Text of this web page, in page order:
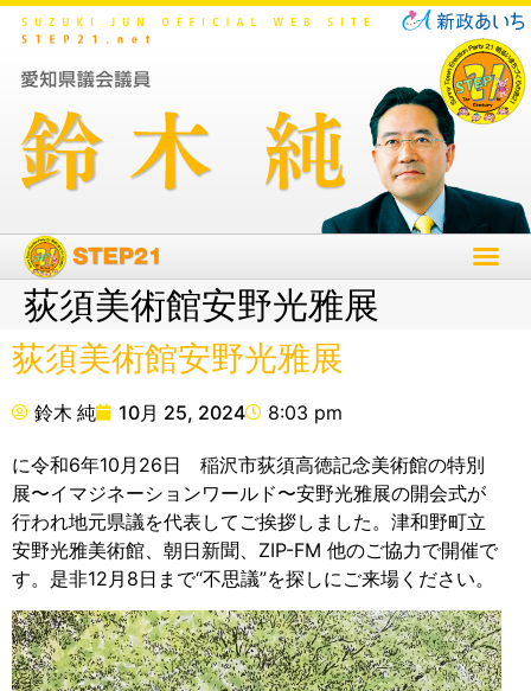
荻須美術館安野光雅展
荻須美術館安野光雅展
鈴木 純 10月 25, 2024 8:03 pm
に令和6年10月26日 稲沢市荻須高徳記念美術館の特別
展〜イマジネーションワールド〜安野光雅展の開会式が
行われ地元県議を代表してご挨拶しました。津和野町立
安野光雅美術館、朝日新聞、ZIP-FM 他のご協力で開催で
す。是非12月8日まで“不思議”を探しにご来場ください。